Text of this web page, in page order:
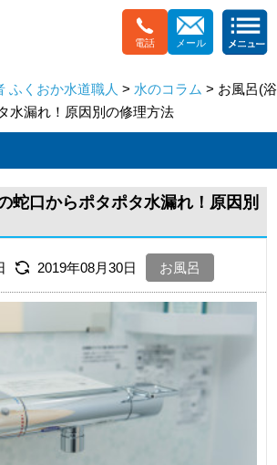
電話 メール
ふくおか水道職人 > 水のコラム > お風呂(浴
水漏れ！原因別の修理方法
蛇口からポタポタ水漏れ！原因別
2019年08月30日 お風呂